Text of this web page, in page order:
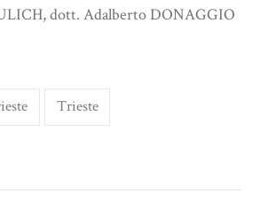
,dott. Adalberto DONAGGIO
Trieste